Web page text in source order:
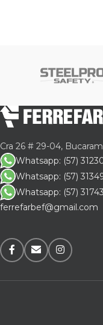
Cra 26 # 29-04,
Whatsapp: (57)
Whatsapp: (57)
Whatsapp: (57)
ferrefarbef@gmail.com